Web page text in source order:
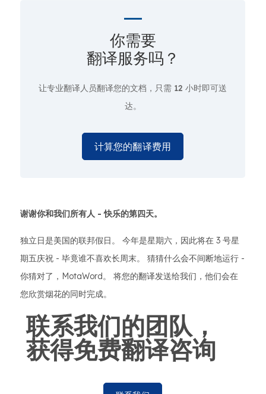
你需要
翻译服务吗？
让专业翻译人员翻译您的文档，只需 12 小时即可送
达。
计算您的翻译费用
谢谢你和我们所有人 - 快乐的第四天。
独立日是美国的联邦假日。 今年是星期六，因此将在 3 号星
期五庆祝 - 毕竟谁不喜欢长周末。 猜猜什么会不间断地运行 -
你猜对了，MotaWord。 将您的翻译发送给我们，他们会在
您欣赏烟花的同时完成。
联系我们的团队，
获得免费翻译咨询